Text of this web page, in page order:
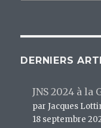
DERNIERS
JNS 2024 à la
par Jacques
18 septembre